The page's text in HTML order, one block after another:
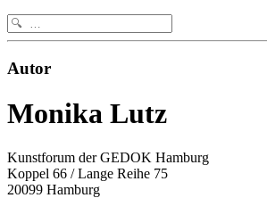
Search
for:
Autor
Monika Lutz
Kunstforum der GEDOK Hamburg
Koppel 66 / Lange Reihe 75
20099 Hamburg